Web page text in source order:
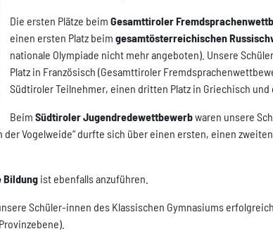
Die ersten Plätze beim Gesamttiroler
einen ersten Platz beim gesamtösterreichischen
nationale Olympiade nicht mehr angeboten). Unsere
Platz in Französisch (Gesamttiroler
Südtiroler Teilnehmer, einen dritten Platz in Griechisch
Beim Südtiroler Jugendredewettbewerbwaren unsere
der Vogelweide“ durfte sich über einen ersten, einen
Bildung ist ebenfalls anzuführen.
Schüler-innen des Klassischen Gymnasiums